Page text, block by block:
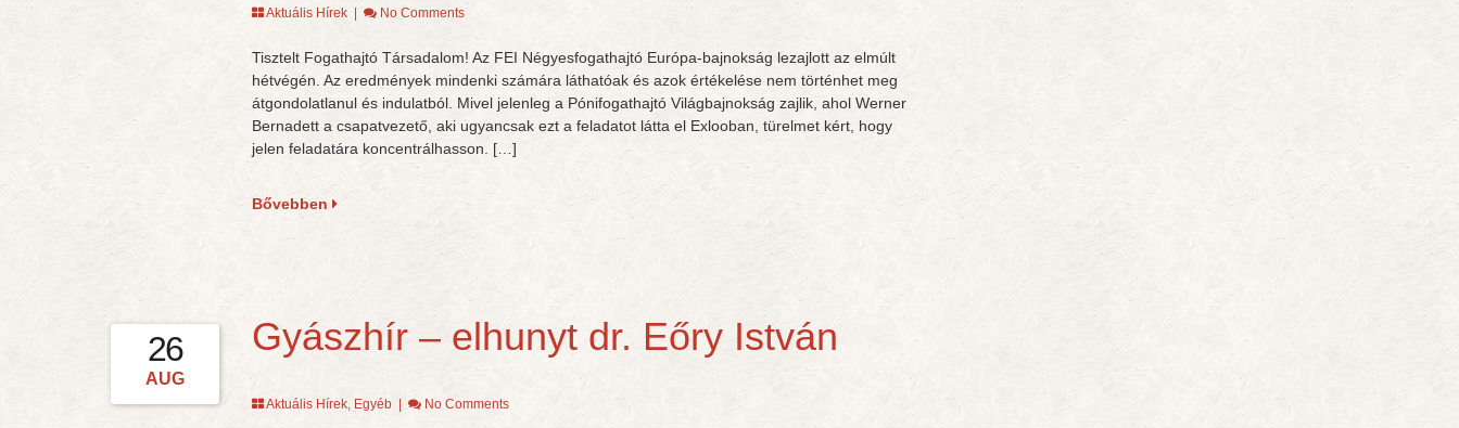
Aktuális Hírek| No Comments
Tisztelt Fogathajtó Társadalom! Az FEI Négyesfogathajtó Európa-bajnokság lezajlott az elmúlt
hétvégén. Az eredmények mindenki számára láthatóak és azok értékelése nem történhet meg
átgondolatlanul és indulatból. Mivel jelenleg a Pónifogathajtó Világbajnokság zajlik, ahol Werner
Bernadett a csapatvezető, aki ugyancsak ezt a feladatot látta el Exlooban, türelmet kért, hogy
jelen feladatára koncentrálhasson. […]
Bővebben
26
AUG
Gyászhír – elhunyt dr. Eőry István
Aktuális Hírek, Egyéb| No Comments